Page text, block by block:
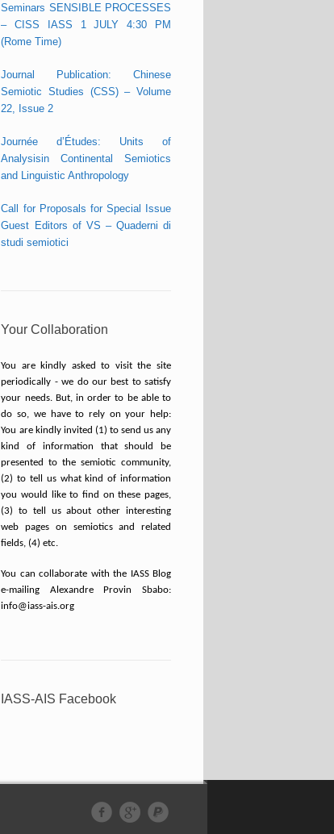
Seminars SENSIBLE PROCESSES
– CISS IASS 1 JULY 4:30 PM
(Rome Time)
Journal Publication: Chinese
Semiotic Studies (CSS) – Volume
22, Issue 2
Journée d’Études: Units of
Analysisin Continental Semiotics
and Linguistic Anthropology
Call for Proposals for Special Issue
Guest Editors of VS – Quaderni di
studi semiotici
Your Collaboration
You are kindly asked to visit the site
periodically - we do our best to satisfy
your needs. But, in order to be able to
do so, we have to rely on your help:
You are kindly invited (1) to send us any
kind of information that should be
presented to the semiotic community,
(2) to tell us what kind of information
you would like to find on these pages,
(3) to tell us about other interesting
web pages on semiotics and related
fields, (4) etc.
You can collaborate with the IASS Blog
e-mailing Alexandre Provin Sbabo:
info@iass-ais.org
IASS-AIS Facebook